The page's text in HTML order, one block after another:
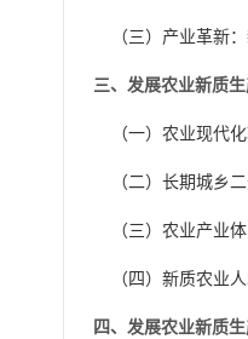
向“数智化”迭代升级
（三）产业革新
现代农业产业变革
三、发展农业新质
（一）农业现代
术支撑不足
（二）长期城乡
（三）农业产业
（四）新质农业
四、发展农业新质